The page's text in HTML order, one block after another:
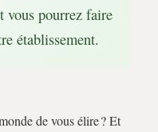
vous pourrez faire
établissement.
de vous élire ? Et